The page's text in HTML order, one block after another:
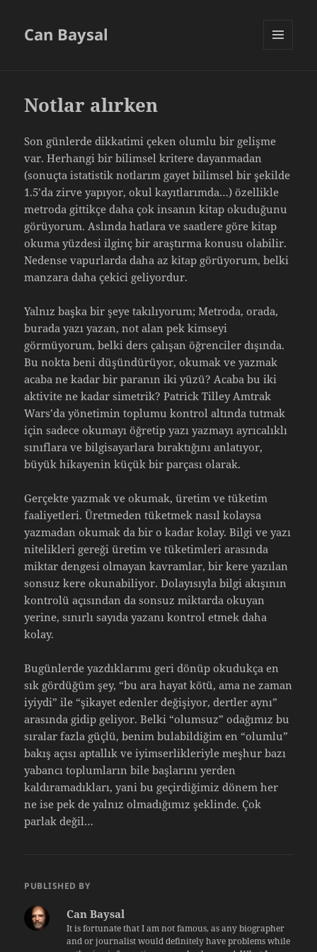
Can Baysal
Notlar alırken
Son günlerde dikkatimi çeken olumlu bir gelişme
var. Herhangi bir bilimsel kritere dayanmadan
(sonuçta istatistik notlarım gayet bilimsel bir şekilde
1.5’da zirve yapıyor, okul kayıtlarımda…) özellikle
metroda gittikçe daha çok insanın kitap okuduğunu
görüyorum. Aslında hatlara ve saatlere göre kitap
okuma yüzdesi ilginç bir araştırma konusu olabilir.
Nedense vapurlarda daha az kitap görüyorum, belki
manzara daha çekici geliyordur.
Yalnız başka bir şeye takılıyorum; Metroda, orada,
burada yazı yazan, not alan pek kimseyi
görmüyorum, belki ders çalışan öğrenciler dışında.
Bu nokta beni düşündürüyor, okumak ve yazmak
acaba ne kadar bir paranın iki yüzü? Acaba bu iki
aktivite ne kadar simetrik? Patrick Tilley Amtrak
Wars’da yönetimin toplumu kontrol altında tutmak
için sadece okumayı öğretip yazı yazmayı ayrıcalıklı
sınıflara ve bilgisayarlara bıraktığını anlatıyor,
büyük hikayenin küçük bir parçası olarak.
Gerçekte yazmak ve okumak, üretim ve tüketim
faaliyetleri. Üretmeden tüketmek nasıl kolaysa
yazmadan okumak da bir o kadar kolay. Bilgi ve yazı
nitelikleri gereği üretim ve tüketimleri arasında
miktar dengesi olmayan kavramlar, bir kere yazılan
sonsuz kere okunabiliyor. Dolayısıyla bilgi akışının
kontrolü açısından da sonsuz miktarda okuyan
yerine, sınırlı sayıda yazanı kontrol etmek daha
kolay.
Bugünlerde yazdıklarımı geri dönüp okudukça en
sık gördüğüm şey, “bu ara hayat kötü, ama ne zaman
iyiydi” ile “şikayet edenler değişiyor, dertler aynı”
arasında gidip geliyor. Belki “olumsuz” odağımız bu
sıralar fazla güçlü, benim bulabildiğim en “olumlu”
bakış açısı aptallık ve iyimserlikleriyle meşhur bazı
yabancı toplumların bile başlarını yerden
kaldıramadıkları, yani bu geçirdiğimiz dönem her
ne ise pek de yalnız olmadığımız şeklinde. Çok
parlak değil…
PUBLISHED BY
Can Baysal
It is fortunate that I am not famous, as any biographer
and or journalist would definitely have problems while